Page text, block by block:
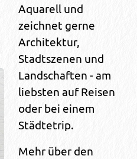
Aquarell und
zeichnet gerne
Architektur,
Stadtszenen und
Landschaften - am
liebsten auf Reisen
oder bei einem
Städtetrip.
Mehr über den